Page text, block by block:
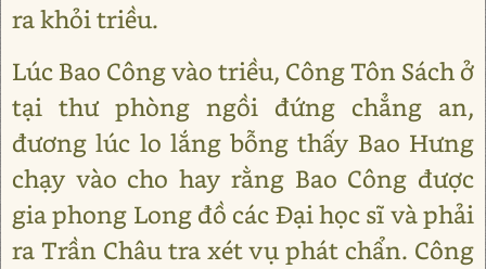
ra khỏi triều.
Lúc Bao Công vào triều, Công Tôn Sách ở
tại thư phòng ngồi đứng chẳng an,
đương lúc lo lắng bỗng thấy Bao Hưng
chạy vào cho hay rằng Bao Công được
gia phong Long đồ các Đại học sĩ và phải
ra Trần Châu tra xét vụ phát chẩn. Công